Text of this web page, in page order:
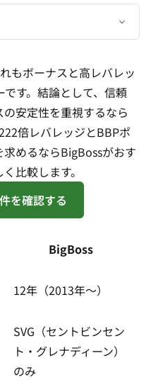
もボーナスと高レバレッ
す。結論として、信頼
安定性を重視するなら
倍レバレッジとBBPポ
めるならBigBossがおす
比較します。
を確認する
BigBoss
12年（2013年〜）
SVG（セントビンセン
ト・グレナディーン）
のみ